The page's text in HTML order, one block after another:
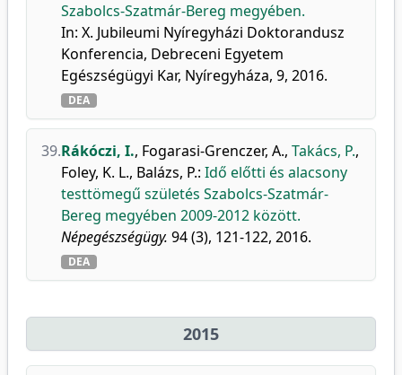
Szabolcs-Szatmár-Bereg megyében.
In: X. Jubileumi Nyíregyházi Doktorandusz
Konferencia, Debreceni Egyetem
Egészségügyi Kar, Nyíregyháza, 9, 2016.
DEA
39.Rákóczi, I., Fogarasi-Grenczer, A., Takács, P.,
Foley, K. L., Balázs, P.: Idő előtti és alacsony
testtömegű születés Szabolcs-Szatmár-
Bereg megyében 2009-2012 között.
Népegészségügy. 94 (3), 121-122, 2016.
DEA
2015